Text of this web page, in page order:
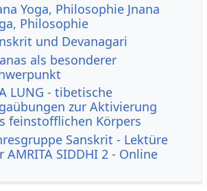
Yoga, Philosophie Jnana
Philosophie
und Devanagari
als besonderer
LUNG - tibetische
zur Aktivierung
feinstofflichen Körpers
Sanskrit - Lektüre
AMRITA SIDDHI 2 - Online